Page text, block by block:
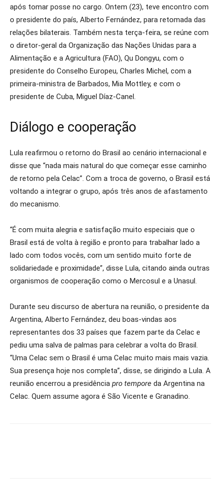
após tomar posse no cargo. Ontem (23), teve encontro com
o presidente do país, Alberto Fernández, para retomada das
relações bilaterais. Também nesta terça-feira, se reúne com
o diretor-geral da Organização das Nações Unidas para a
Alimentação e a Agricultura (FAO), Qu Dongyu, com o
presidente do Conselho Europeu, Charles Michel, com a
primeira-ministra de Barbados, Mia Mottley, e com o
presidente de Cuba, Miguel Díaz-Canel.
Diálogo e cooperação
Lula reafirmou o retorno do Brasil ao cenário internacional e
disse que “nada mais natural do que começar esse caminho
de retorno pela Celac”. Com a troca de governo, o Brasil está
voltando a integrar o grupo, após três anos de afastamento
do mecanismo.
“É com muita alegria e satisfação muito especiais que o
Brasil está de volta à região e pronto para trabalhar lado a
lado com todos vocês, com um sentido muito forte de
solidariedade e proximidade”, disse Lula, citando ainda outras
organismos de cooperação como o Mercosul e a Unasul.
Durante seu discurso de abertura na reunião, o presidente da
Argentina, Alberto Fernández, deu boas-vindas aos
representantes dos 33 países que fazem parte da Celac e
pediu uma salva de palmas para celebrar a volta do Brasil.
“Uma Celac sem o Brasil é uma Celac muito mais mais vazia.
Sua presença hoje nos completa”, disse, se dirigindo a Lula. A
reunião encerrou a presidência pro tempore da Argentina na
Celac. Quem assume agora é São Vicente e Granadino.